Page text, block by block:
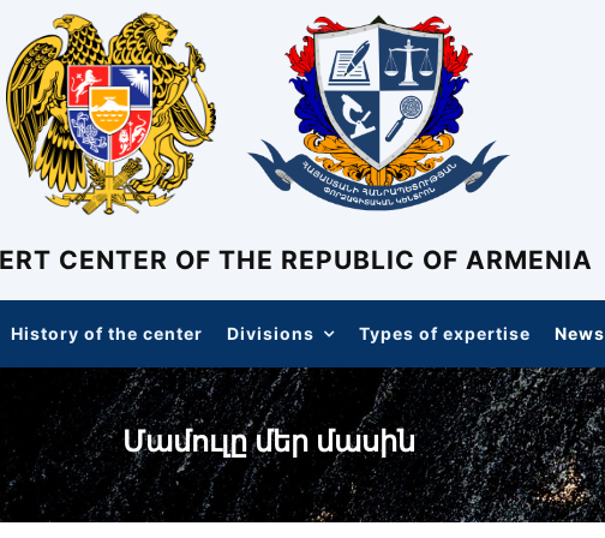
CENTER OF THE REPUBLIC OF ARMENIA
History of the center Divisions Types of expertise News
Մամուլը մեր մասին